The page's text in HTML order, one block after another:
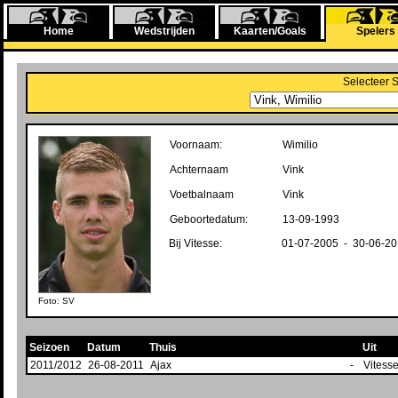
Home Wedstrijden Kaarten/Goals Spelers
Selecteer
Foto: SV
Voornaam:
Wimilio
Achternaam
Vink
Voetbalnaam
Vink
Geboortedatum:
13-09-1993
Bij Vitesse:
01-07-2005 - 30-06-
Seizoen Datum Thuis
Uit
2011/2012 26-08-2011 Ajax -